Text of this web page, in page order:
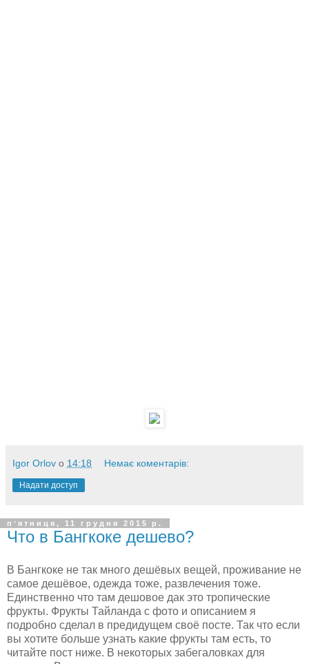
Igor Orlov о 14:18 Немає коментарів:
Надати доступ
пʼятниця, 11 грудня 2015 р.
Что в Бангкоке дешево?
В Бангкоке не так много дешёвых вещей, проживание не
самое дешёвое, одежда тоже, развлечения тоже.
Единственно что там дешовое дак это тропические
фрукты. Фрукты Тайланда с фото и описанием я
подробно сделал в предидущем своё посте. Так что если
вы хотите больше узнать какие фрукты там есть, то
читайте пост ниже. В некоторых забегаловках для